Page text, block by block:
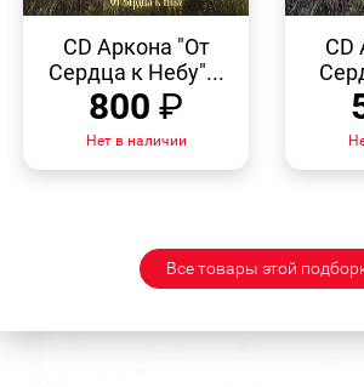
ПРОСМОТР
CD Аркона "От
Сердца к Небу"...
800 ₽
Нет в наличии
CD
Все товары этой